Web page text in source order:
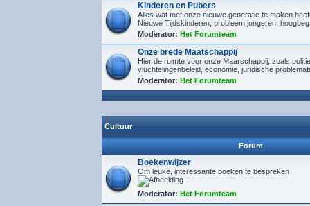
Kinderen en Pubers
Alles wat met onze nieuwe generatie te maken
Nieuwe Tijdskinderen, probleem jongeren,
Moderator: Het Forumteam
Onze brede Maatschappij
Hier de ruimte voor onze Maarschappij, zoals
vluchtelingenbeleid, economie, juridische
Moderator: Het Forumteam
Cultuur
Forum
Boekenwijzer
Om leuke, interessante boeken te bespreken
Moderator: Het Forumteam